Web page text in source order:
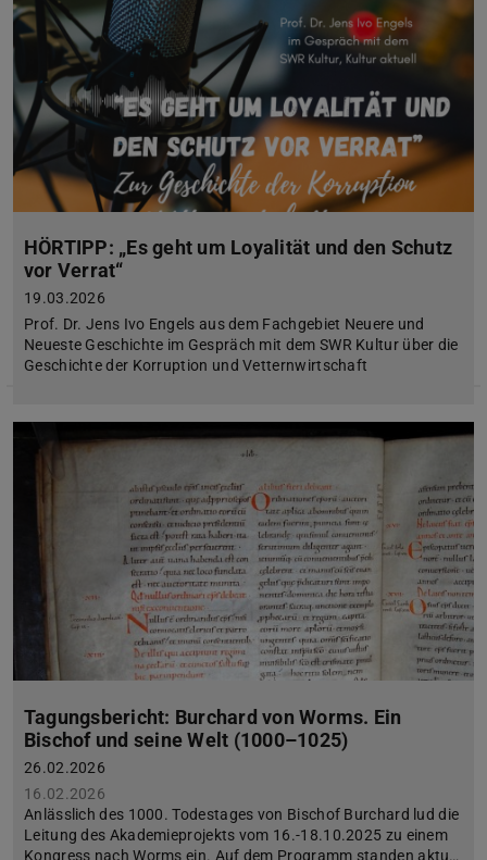
HÖRTIPP: „Es geht um Loyalität und den Schutz
vor Verrat“
19.03.2026
Prof. Dr. Jens Ivo Engels aus dem Fachgebiet Neuere und
Neueste Geschichte im Gespräch mit dem SWR Kultur über die
Geschichte der Korruption und Vetternwirtschaft
Tagungsbericht: Burchard von Worms. Ein
Bischof und seine Welt (1000–1025)
26.02.2026
16.02.2026
Anlässlich des 1000. Todestages von Bischof Burchard lud die
Leitung des Akademieprojekts vom 16.-18.10.2025 zu einem
Kongress nach Worms ein. Auf dem Programm standen aktu…